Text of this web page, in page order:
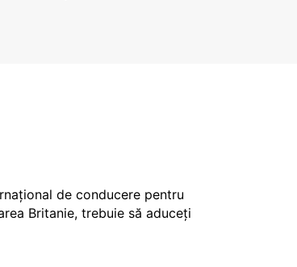
de conducere pentru
Britanie, trebuie să aduceți